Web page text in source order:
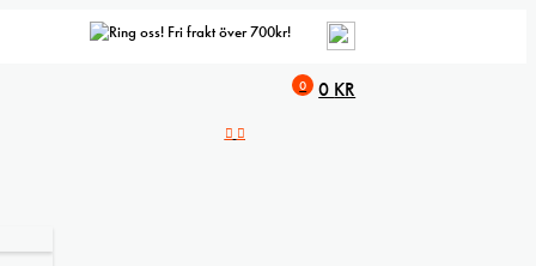
Fri frakt över 700kr!
0 0 KR